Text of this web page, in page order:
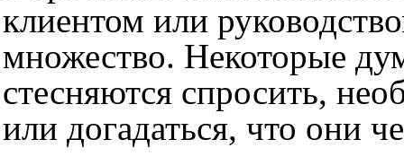
клиентом или
множество. Некоторые
стесняются спросить,
или догадаться, что они